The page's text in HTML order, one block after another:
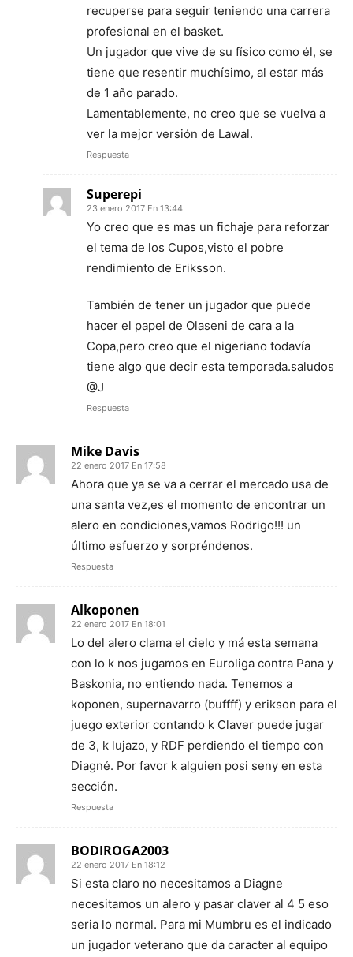
recuperse para seguir teniendo una carrera
profesional en el basket.
Un jugador que vive de su físico como él, se
tiene que resentir muchísimo, al estar más
de 1 año parado.
Lamentablemente, no creo que se vuelva a
ver la mejor versión de Lawal.
Respuesta
Superepi
23 enero 2017 En 13:44
Yo creo que es mas un fichaje para reforzar
el tema de los Cupos,visto el pobre
rendimiento de Eriksson.
También de tener un jugador que puede
hacer el papel de Olaseni de cara a la
Copa,pero creo que el nigeriano todavía
tiene algo que decir esta temporada.saludos
@J
Respuesta
Mike Davis
22 enero 2017 En 17:58
Ahora que ya se va a cerrar el mercado usa de
una santa vez,es el momento de encontrar un
alero en condiciones,vamos Rodrigo!!! un
último esfuerzo y sorpréndenos.
Respuesta
Alkoponen
22 enero 2017 En 18:01
Lo del alero clama el cielo y má esta semana
con lo k nos jugamos en Euroliga contra Pana y
Baskonia, no entiendo nada. Tenemos a
koponen, supernavarro (buffff) y erikson para el
juego exterior contando k Claver puede jugar
de 3, k lujazo, y RDF perdiendo el tiempo con
Diagné. Por favor k alguien posi seny en esta
sección.
Respuesta
BODIROGA2003
22 enero 2017 En 18:12
Si esta claro no necesitamos a Diagne
necesitamos un alero y pasar claver al 4 5 eso
seria lo normal. Para mi Mumbru es el indicado
un jugador veterano que da caracter al equipo